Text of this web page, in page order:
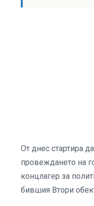
От днес стартира
провеждането на
концлагер за
бившия Втори